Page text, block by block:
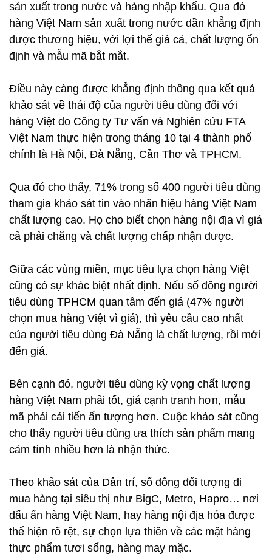
sản xuất trong nước và hàng nhập khẩu. Qua đó
hàng Việt Nam sản xuất trong nước dần khẳng định
được thương hiệu, với lợi thế giá cả, chất lượng ổn
định và mẫu mã bắt mắt.
Điều này càng được khẳng định thông qua kết quả
khảo sát về thái độ của người tiêu dùng đối với
hàng Việt do Công ty Tư vấn và Nghiên cứu FTA
Việt Nam thực hiện trong tháng 10 tại 4 thành phố
chính là Hà Nội, Đà Nẵng, Cần Thơ và TPHCM.
Qua đó cho thấy, 71% trong số 400 người tiêu dùng
tham gia khảo sát tin vào nhãn hiệu hàng Việt Nam
chất lượng cao. Họ cho biết chọn hàng nội địa vì giá
cả phải chăng và chất lượng chấp nhận được.
Giữa các vùng miền, mục tiêu lựa chọn hàng Việt
cũng có sự khác biệt nhất định. Nếu số đông người
tiêu dùng TPHCM quan tâm đến giá (47% người
chọn mua hàng Việt vì giá), thì yêu cầu cao nhất
của người tiêu dùng Đà Nẵng là chất lượng, rồi mới
đến giá.
Bên cạnh đó, người tiêu dùng kỳ vọng chất lượng
hàng Việt Nam phải tốt, giá cạnh tranh hơn, mẫu
mã phải cải tiến ấn tượng hơn. Cuộc khảo sát cũng
cho thấy người tiêu dùng ưa thích sản phẩm mang
cảm tính nhiều hơn là nhận thức.
Theo khảo sát của Dân trí, số đông đối tượng đi
mua hàng tại siêu thị như BigC, Metro, Hapro… nơi
dấu ấn hàng Việt Nam, hay hàng nội địa hóa được
thể hiện rõ rệt, sự chọn lựa thiên về các mặt hàng
thực phẩm tươi sống, hàng may mặc.